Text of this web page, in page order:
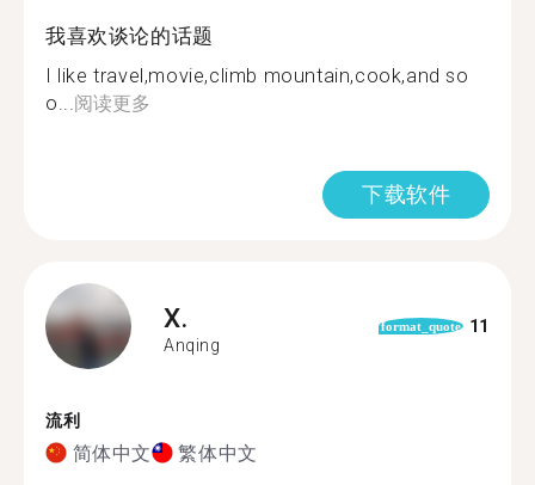
我喜欢谈论的话题
I like travel,movie,climb mountain,cook,and so
o...阅读更多
下载软件
X.
Anqing
format_quote 11
流利
简体中文 繁体中文